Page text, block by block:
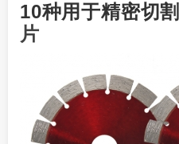
10种用于精密切
片